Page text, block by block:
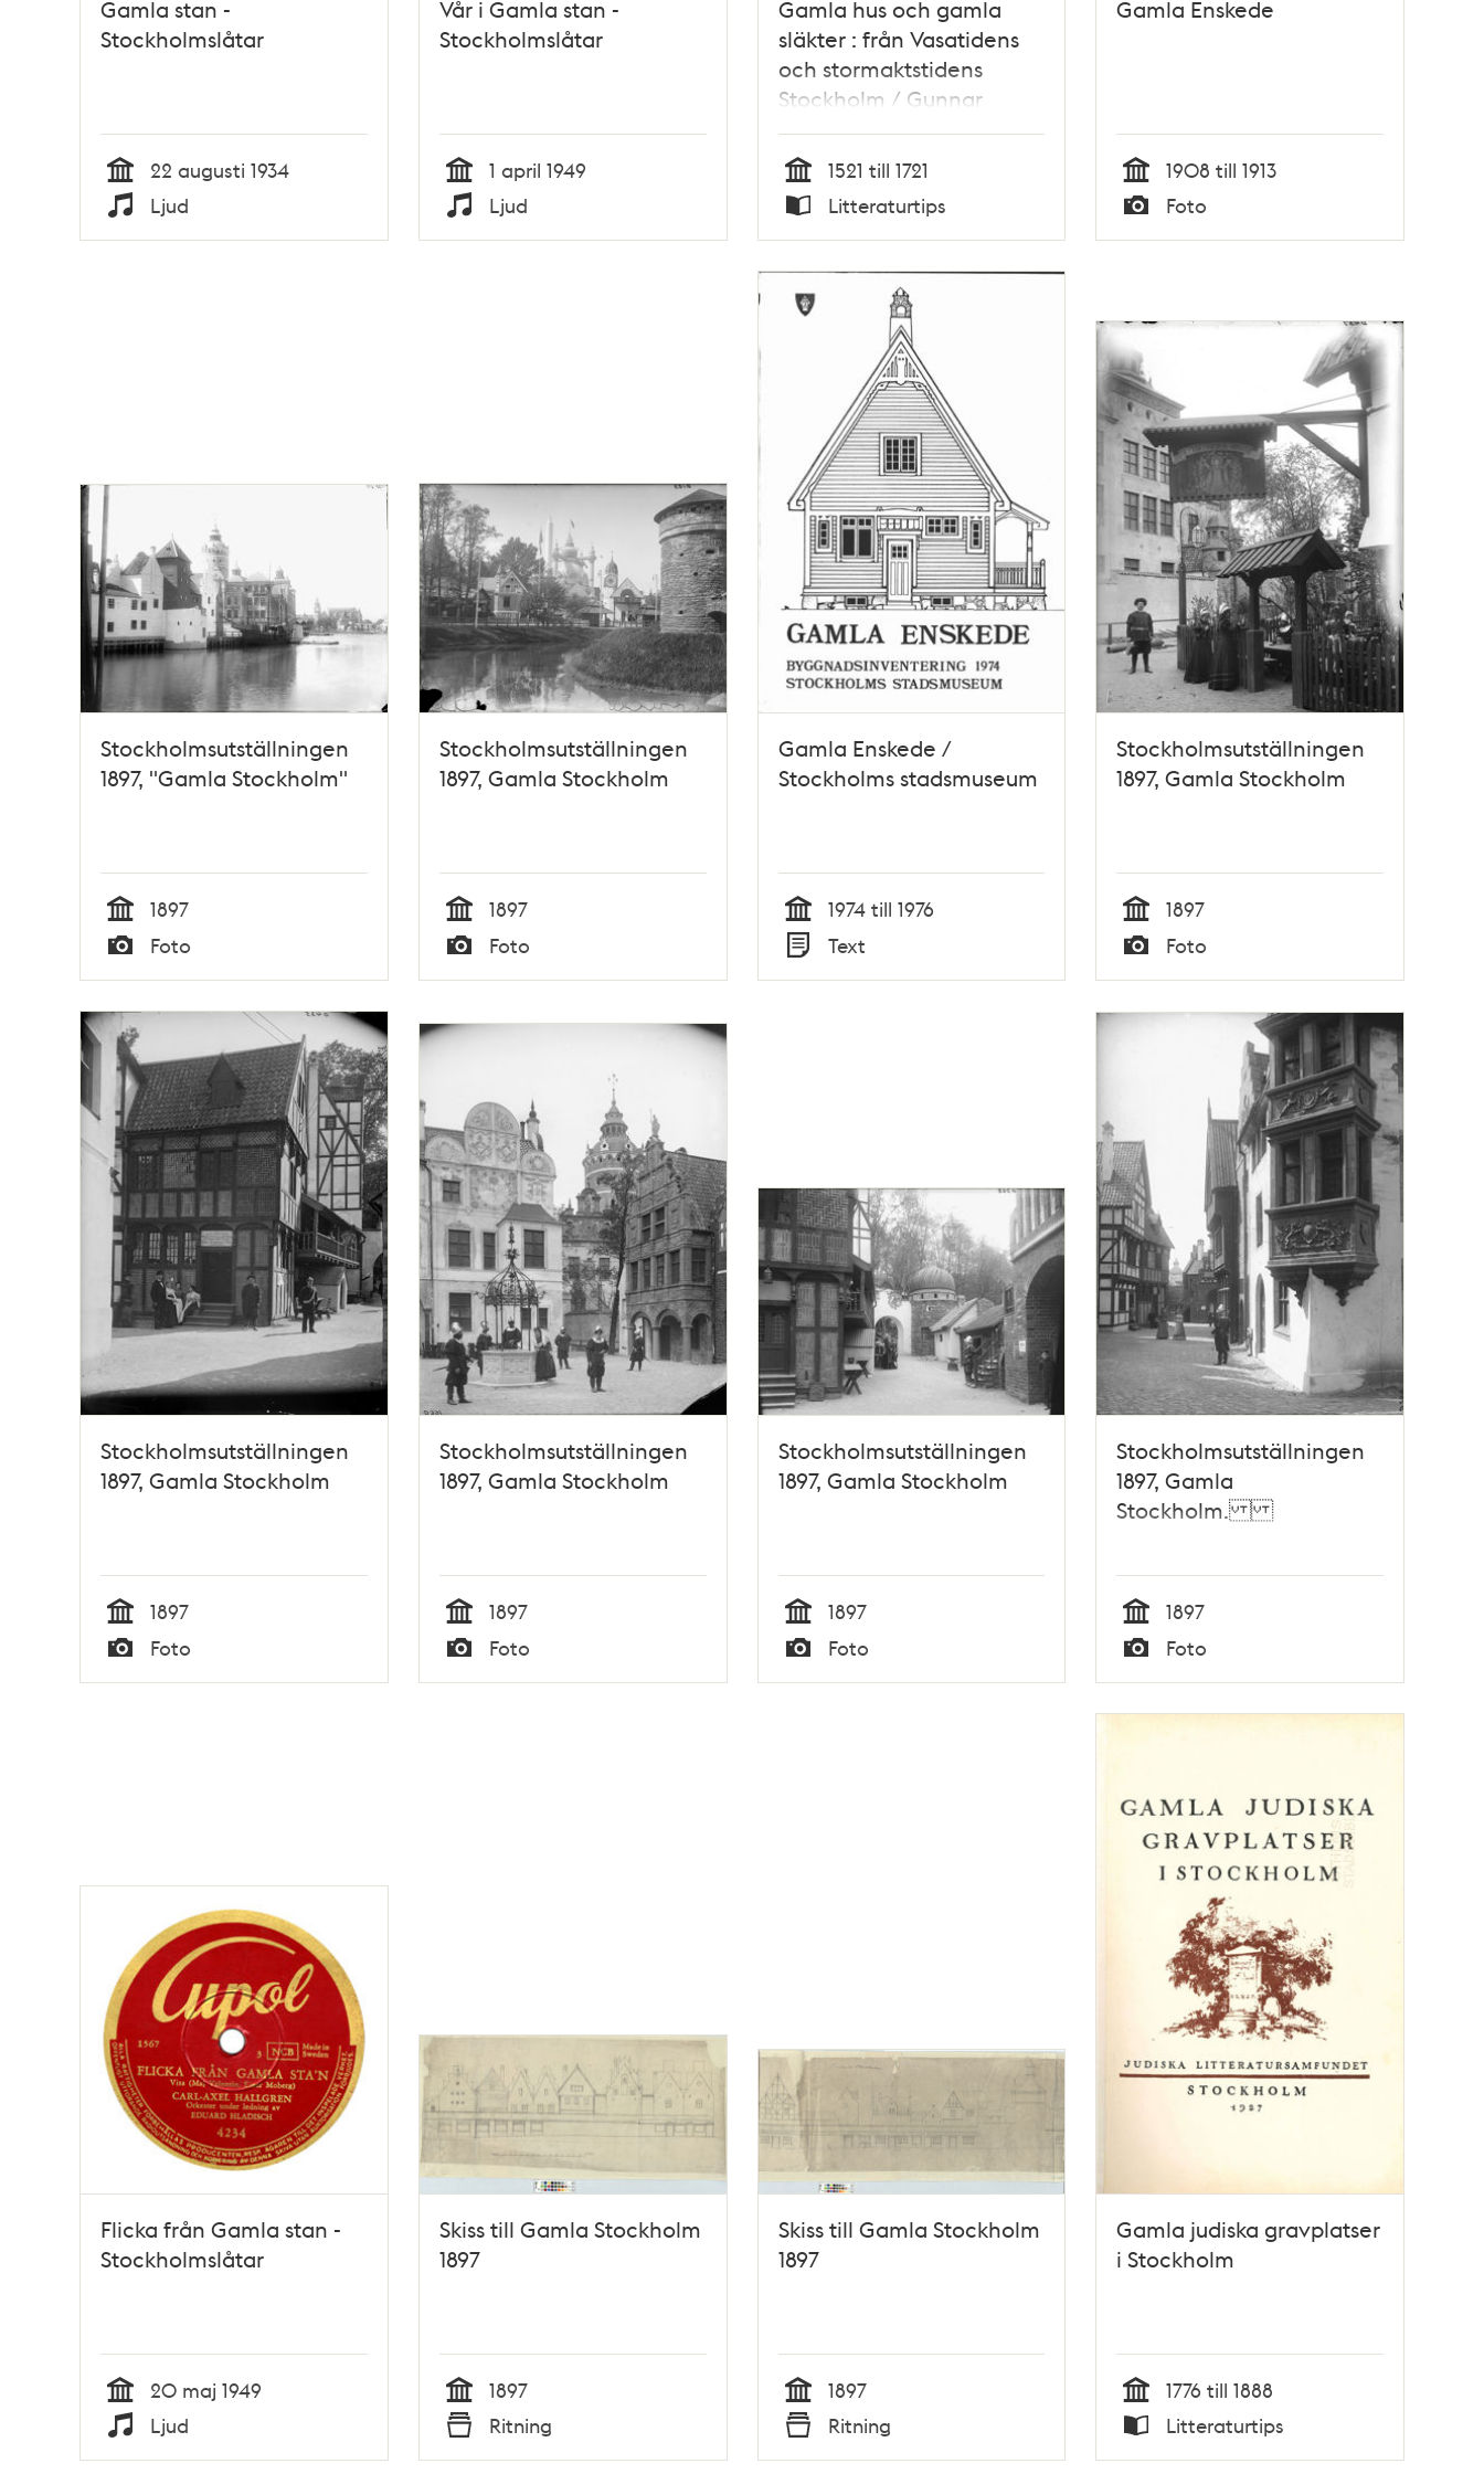
Gamla stan -
Stockholmslåtar
Tid
22 augusti 1934
Typ
Ljud
Vår i Gamla stan -
Stockholmslåtar
Tid
1 april 1949
Typ
Ljud
Gamla hus och gamla
släkter : från Vasatidens
och stormaktstidens
Stockholm / Gunnar
Hellström
Tid
1521 till 1721
Typ
Litteraturtips
Gamla Enskede
Tid
1908 till 1913
Typ
Foto
Stockholmsutställningen
1897, "Gamla Stockholm"
Tid
1897
Typ
Foto
Stockholmsutställningen
1897, Gamla Stockholm
Tid
1897
Typ
Foto
Gamla Enskede /
Stockholms stadsmuseum
Tid
1974 till 1976
Typ
Text
Stockholmsutställningen
1897, Gamla Stockholm
Tid
1897
Typ
Foto
Stockholmsutställningen
1897, Gamla Stockholm
Tid
1897
Typ
Foto
Stockholmsutställningen
1897, Gamla Stockholm
Tid
1897
Typ
Foto
Stockholmsutställningen
1897, Gamla Stockholm
Tid
1897
Typ
Foto
Stockholmsutställningen
1897, Gamla
Stockholm.
Tid
1897
Typ
Foto
Flicka från Gamla stan -
Stockholmslåtar
Tid
20 maj 1949
Typ
Ljud
Skiss till Gamla Stockholm
1897
Tid
1897
Typ
Ritning
Skiss till Gamla Stockholm
1897
Tid
1897
Typ
Ritning
Gamla judiska gravplatser
i Stockholm
Tid
1776 till 1888
Typ
Litteraturtips